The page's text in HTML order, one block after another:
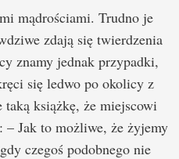
mądrościami. Trudno je
zdają się twierdzenia
znamy jednak przypadki,
się ledwo po okolicy z
książkę, że miejscowi
– Jak to możliwe, że żyjemy
czegoś podobnego nie